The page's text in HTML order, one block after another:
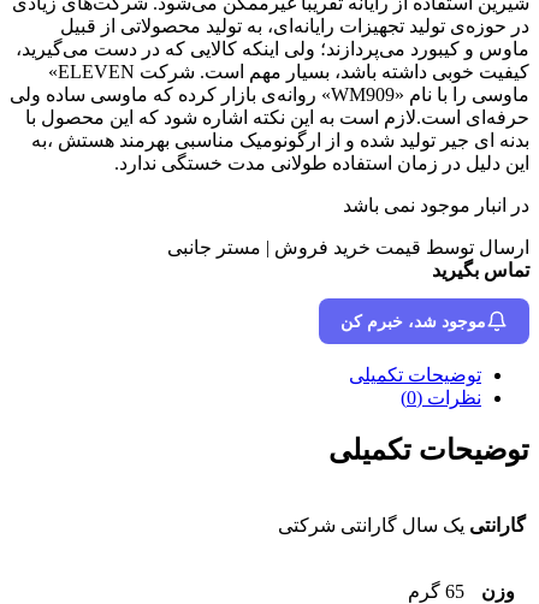
در حوزه‌ی تولید تجهیزات رایانه‌ای، به تولید محصولاتی از قبیل
ماوس‌ و کیبورد می‌پردازند؛ ولی اینکه کالایی که در دست می‌گیرید،
کیفیت خوبی داشته باشد، بسیار مهم است. شرکت ELEVEN»
ماوسی را با نام «WM909» روانه‌ی بازار کرده که ماوسی ساده ولی
حرفه‌ای است.لازم است به این نکته اشاره شود که این محصول با
بدنه ای جیر تولید شده و از ارگونومیک مناسبی بهرمند هستش ،به
این دلیل در زمان استفاده طولانی مدت خستگی ندارد.
در انبار موجود نمی باشد
ارسال توسط قیمت خرید فروش | مستر جانبی
تماس بگیرید
موجود شد، خبرم کن
توضیحات تکمیلی
نظرات (0)
توضیحات تکمیلی
گارانتی یک سال گارانتی شرکتی
وزن 65 گرم